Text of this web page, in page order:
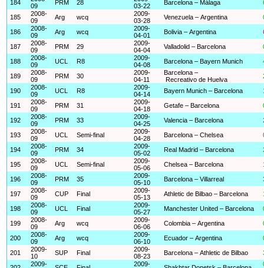
184
09
PRM 28
03-22
Barcelona – Málaga
185
2008-
09
Arg wcq
2009-
03-28
Venezuela – Argentina
186
2008-
09
Arg wcq
2009-
04-01
Bolivia – Argentina
187
2008-
09
PRM 29
2009-
04-04
Valladolid – Barcelona
188
2008-
09
UCL R8
2009-
04-08
Barcelona – Bayern Munich
189
2008-
09
PRM 30
2009-
04-11
Barcelona –
Recreativo de Huelva
190
2008-
09
UCL R8
2009-
04-14
Bayern Munich – Barcelona
191
2008-
09
PRM 31
2009-
04-18
Getafe – Barcelona
192
2008-
09
PRM 33
2009-
04-25
Valencia – Barcelona
193
2008-
09
UCL Semi-final
2009-
04-28
Barcelona – Chelsea
194
2008-
09
PRM 34
2009-
05-02
Real Madrid – Barcelona
195
2008-
09
UCL Semi-final
2009-
05-06
Chelsea – Barcelona
196
2008-
09
PRM 35
2009-
05-10
Barcelona – Villarreal
197
2008-
09
CUP Final
2009-
05-13
Athletic de Bilbao – Barcelona
198
2008-
09
UCL Final
2009-
05-27
Manchester United – Barcelona
199
2008-
09
Arg wcq
2009-
06-06
Colombia – Argentina
200
2008-
09
Arg wcq
2009-
06-10
Ecuador – Argentina
201
2009-
10
SUP Final
2009-
08-23
Barcelona – Athletic de Bilbao
2009-
2009-